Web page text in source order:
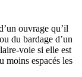
ouvrage qu’il
du bardage d’un
voie si elle est
moins espacés les